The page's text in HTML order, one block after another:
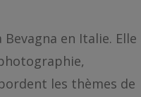
en Italie. Elle
les thèmes de